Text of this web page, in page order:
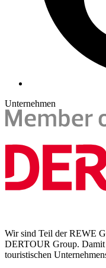
Unternehmen
Wir sind Teil der REWE
DERTOUR Group. Damit
touristischen